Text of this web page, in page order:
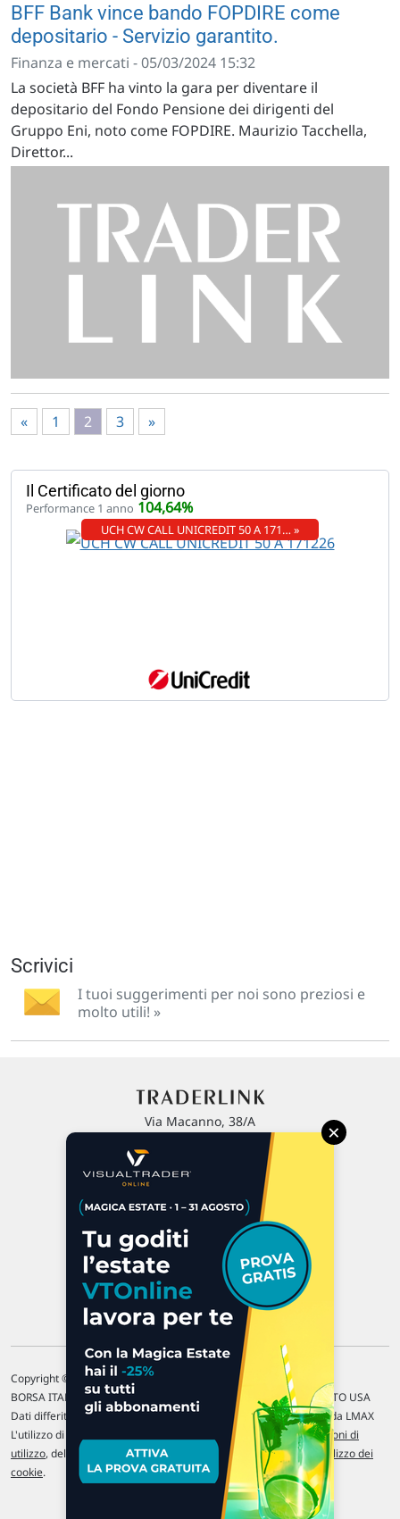
BFF Bank vince bando FOPDIRE come
depositario - Servizio garantito.
Finanza e mercati - 05/03/2024 15:32
La società BFF ha vinto la gara per diventare il
depositario del Fondo Pensione dei dirigenti del
Gruppo Eni, noto come FOPDIRE. Maurizio Tacchella,
Direttor...
« 1 2 3 »
Il Certificato del giorno
Performance 1 anno 104,64%
UCH CW CALL UNICREDIT 50 A 171… »
Scrivici
I tuoi suggerimenti per noi sono preziosi e
molto utili! »
Via Macanno, 38/A
P.IVA 02 452 460 401
Chi siamo
Commenti e segnalazioni
Contattaci
Copyright © 1996-2026 Traderlink Italia s.r.l.
BORSA ITALIANA Quotazioni di borsa differite di 15 min. / MERCATO USA
Dati differiti di 15 min. (fonte Intrinio) / FOREX Quotazioni fornite da LMAX
L'utilizzo di questo sito implica l'accettazione delle nostre Condizioni di
utilizzo, del Disclaimer MAR, delle Politiche sulla privacye dell' Utilizzo dei
cookie.
×